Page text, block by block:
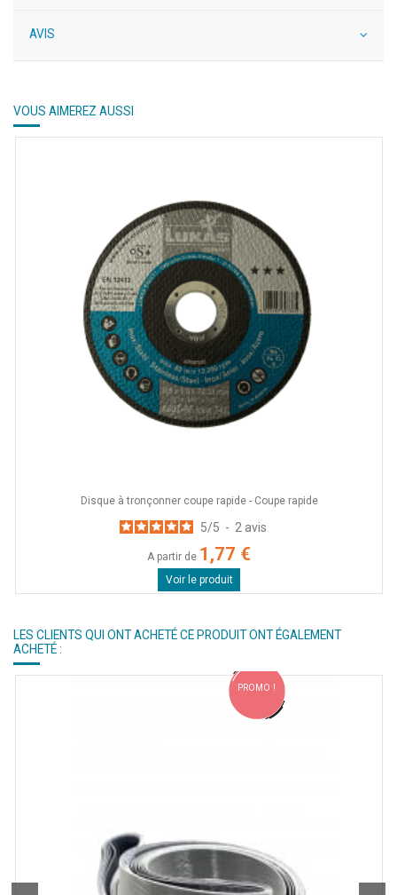
AVIS
VOUS AIMEREZ AUSSI
Disque à tronçonner coupe rapide - Coupe rapide
5/5 - 2 avis
A partir de 1,77 €
Voir le produit
LES CLIENTS QUI ONT ACHETÉ CE PRODUIT ONT ÉGALEMENT
ACHETÉ :
PROMO !